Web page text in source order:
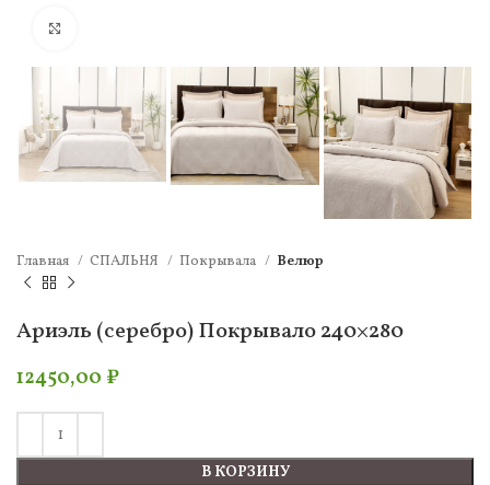
Главная СПАЛЬНЯ Покрывала Велюр
Ариэль (серебро) Покрывало 240×280
12450,00 ₽
В КОРЗИНУ